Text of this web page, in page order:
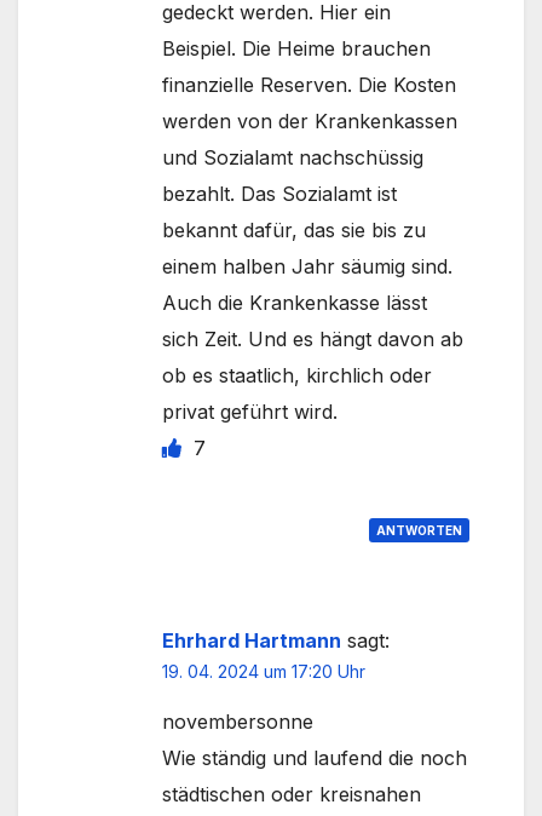
gedeckt werden. Hier ein
Beispiel. Die Heime brauchen
finanzielle Reserven. Die Kosten
werden von der Krankenkassen
und Sozialamt nachschüssig
bezahlt. Das Sozialamt ist
bekannt dafür, das sie bis zu
einem halben Jahr säumig sind.
Auch die Krankenkasse lässt
sich Zeit. Und es hängt davon ab
ob es staatlich, kirchlich oder
privat geführt wird.
7
ANTWORTEN
Ehrhard Hartmann sagt:
19. 04. 2024 um 17:20 Uhr
novembersonne
Wie ständig und laufend die noch
städtischen oder kreisnahen